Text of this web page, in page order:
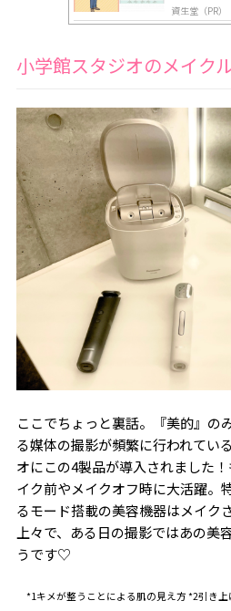
資生堂（PR）
小学館スタジオのメイク
ここでちょっと裏話。『美的』の
る媒体の撮影が頻繁に行われてい
オにこの4製品が導入されました
イク前やメイクオフ時に大活躍。
るモード搭載の美容機器はメイク
上々で、ある日の撮影ではあの美
うです♡
*1キメが整うことによる肌の見え方 *2引き